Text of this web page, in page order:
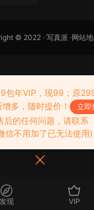
© 2022 ·写真派 ·网站
发现 VIP
包年VIP，现99；原
多，随时提价！
立即
后的任何问题，请联系
信不用加了已无法使用)